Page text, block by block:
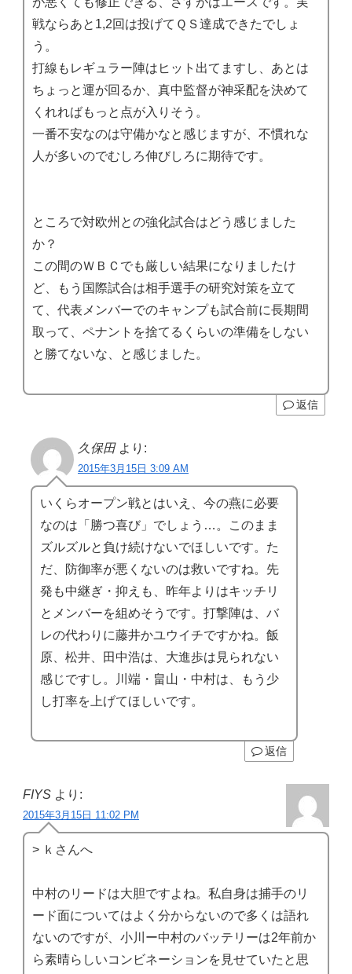
戦ならあと1,2回は投げてＱＳ達成できたでしょ
う。
打線もレギュラー陣はヒット出てますし、あとは
ちょっと運が回るか、真中監督が神采配を決めて
くれればもっと点が入りそう。
一番不安なのは守備かなと感じますが、不慣れな
人が多いのでむしろ伸びしろに期待です。
ところで対欧州との強化試合はどう感じました
か？
この間のＷＢＣでも厳しい結果になりましたけ
ど、もう国際試合は相手選手の研究対策を立て
て、代表メンバーでのキャンプも試合前に長期間
取って、ペナントを捨てるくらいの準備をしない
と勝てないな、と感じました。
返信
久保田 より:
2015年3月15日 3:09 AM
いくらオープン戦とはいえ、今の燕に必要
なのは「勝つ喜び」でしょう…。このまま
ズルズルと負け続けないでほしいです。た
だ、防御率が悪くないのは救いですね。先
発も中継ぎ・抑えも、昨年よりはキッチリ
とメンバーを組めそうです。打撃陣は、バ
レの代わりに藤井かユウイチですかね。飯
原、松井、田中浩は、大進歩は見られない
感じですし。川端・畠山・中村は、もう少
し打率を上げてほしいです。
返信
FIYS より:
2015年3月15日 11:02 PM
> ｋさんへ
中村のリードは大胆ですよね。私自身は捕手のリ
ード面についてはよく分からないので多くは語れ
ないのですが、小川ー中村のバッテリーは2年前か
ら素晴らしいコンビネーションを見せていたと思